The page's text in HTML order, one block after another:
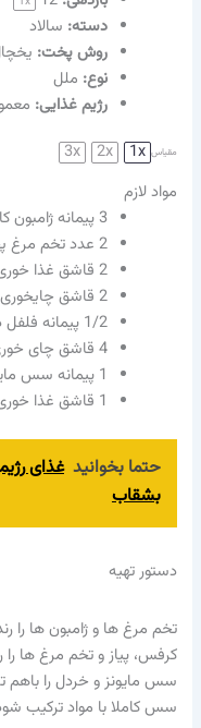
دسته: سالاد
روش پخت:
نوع: ملل
رژیم غذایی:
مقیاس 1x
2x
3x
مواد لازم
3 پیمانه ژامبون
2 عدد تخم مرغ
2 قاشق غذا
2 قاشق
1/2 پیمانه
4 قاشق چای
1 پیمانه سس
1 قاشق غذا
حتما بخوانید غذای
بشقاب
دستور تهیه
تخم مرغ ها و ژامبون ها را
کرفس، پیاز و تخم مرغ ها
سس مایونز و خردل را باهم
سس کاملا با مواد ترکیب